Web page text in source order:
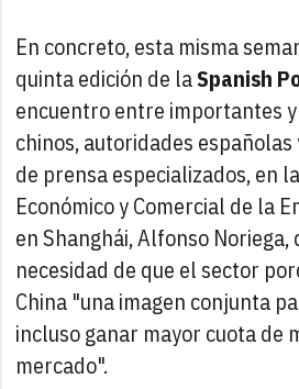
En concreto, esta misma
quinta edición de laSpanish
encuentro entre importantes
chinos, autoridades españolas
de prensa especializados, en
Económico y Comercial de la
en Shanghái, Alfonso Noriega,
necesidad de que el sector
China "una imagen conjunta
incluso ganar mayor cuota de
mercado".